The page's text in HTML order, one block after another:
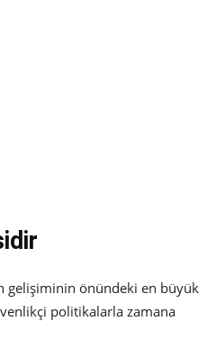
gelişiminin önündeki en büyük
politikalarla zamana